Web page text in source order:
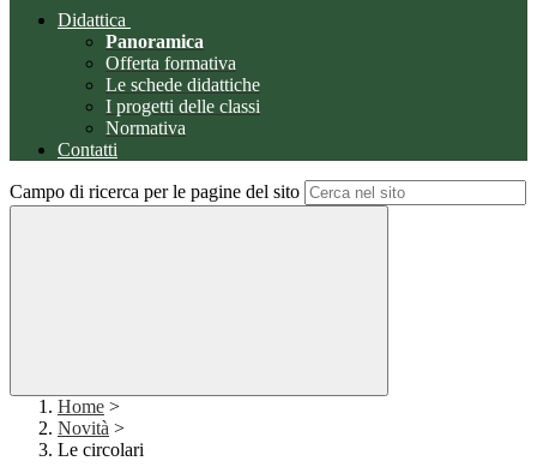
Didattica
Panoramica
Offerta formativa
Le schede didattiche
I progetti delle classi
Normativa
Contatti
Campo di ricerca per le pagine del sito
Home >
Novità >
Le circolari